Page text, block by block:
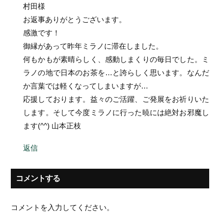
村田様
お返事ありがとうございます。
感激です！
御縁があって昨年ミラノに滞在しました。
何もかもが素晴らしく、感動しまくりの毎日でした。ミ
ラノの地で日本のお茶を…と誇らしく思います。なんだ
か言葉では軽くなってしまいますが…
応援しております。益々のご活躍、ご発展をお祈りいた
します。そして今度ミラノに行った暁には絶対お邪魔し
ます(^^) 山本正枝
返信
コメントする
コメントを入力してください。